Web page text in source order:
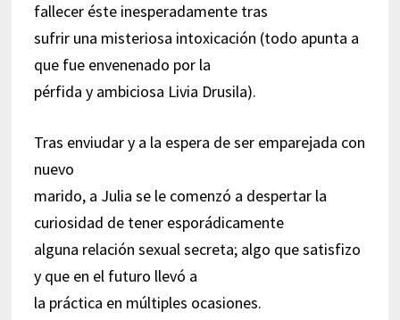
fallecer éste inesperadamente tras
sufrir una misteriosa intoxicación (todo apunta a
que fue envenenado por la
pérfida y ambiciosa Livia Drusila).
Tras enviudar y a la espera de ser emparejada con
nuevo
marido, a Julia se le comenzó a despertar la
curiosidad de tener esporádicamente
alguna relación sexual secreta; algo que satisfizo
y que en el futuro llevó a
la práctica en múltiples ocasiones.